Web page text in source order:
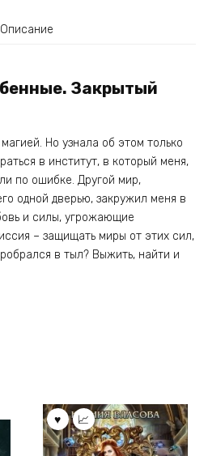
Описание
Закрытый
Но узнала об этом только
в институт, в который меня,
по ошибке. Другой мир,
одной дверью, закружил меня в
и силы, угрожающие
– защищать миры от этих сил,
в тыл? Выжить, найти и